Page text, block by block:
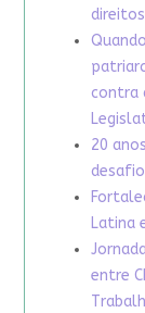
direitos
contra
20
Latina
entre